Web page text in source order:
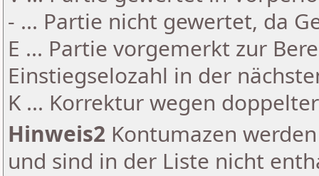
- ... Partie nicht gewertet, da
E ... Partie vorgemerkt zur
Einstiegselozahl in der
K ... Korrektur wegen
Hinweis2 Kontumazen
und sind in der Liste nicht